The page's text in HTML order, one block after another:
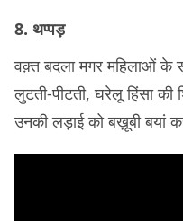
8. थप्पड़
वक़्त बदला मगर महिलाओं के
लुटती-पीटती, घरेलू हिंसा
उनकी लड़ाई को बख़ूबी बयां